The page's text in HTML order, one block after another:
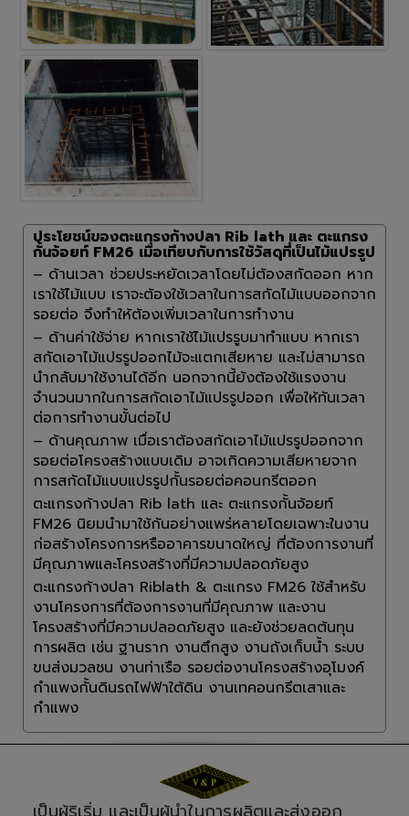
ประโยชน์ของตะแกรงก้างปลา Rib lath และ ตะแกรง
กั้นจ้อยท์ FM26 เมื่อเทียบกับการใช้วัสดุที่เป็นไม้แปรรูป
– ด้านเวลา ช่วยประหยัดเวลาโดยไม่ต้องสกัดออก หาก
เราใช้ไม้แบบ เราจะต้องใช้เวลาในการสกัดไม้แบบออกจาก
รอยต่อ จึงทำให้ต้องเพิ่มเวลาในการทำงาน
– ด้านค่าใช้จ่าย หากเราใช้ไม้แปรรูบมาทำแบบ หากเรา
สกัดเอาไม้แปรรูปออกไม้จะแตกเสียหาย และไม่สามารถ
นำกลับมาใช้งานได้อีก นอกจากนี้ยังต้องใช้แรงงาน
จำนวนมากในการสกัดเอาไม้แปรรูปออก เพื่อให้ทันเวลา
ต่อการทำงานขั้นต่อไป
– ด้านคุณภาพ เมื่อเราต้องสกัดเอาไม้แปรรูปออกจาก
รอยต่อโครงสร้างแบบเดิม อาจเกิดความเสียหายจาก
การสกัดไม้แบบแปรรูปกั้นรอยต่อคอนกรีตออก
ตะแกรงก้างปลา Rib lath และ ตะแกรงกั้นจ้อยท์
FM26 นิยมนำมาใช้กันอย่างแพร่หลายโดยเฉพาะในงาน
ก่อสร้างโครงการหรืออาคารขนาดใหญ่ ที่ต้องการงานที่
มีคุณภาพและโครงสร้างที่มีความปลอดภัยสูง
ตะแกรงก้างปลา Riblath & ตะแกรง FM26 ใช้สำหรับ
งานโครงการที่ต้องการงานที่มีคุณภาพ และงาน
โครงสร้างที่มีความปลอดภัยสูง และยังช่วยลดต้นทุน
การผลิต เช่น ฐานราก งานตึกสูง งานถังเก็บน้ำ ระบบ
ขนส่งมวลชน งานท่าเรือ รอยต่องานโครงสร้างอุโมงค์
กำแพงกั้นดินรถไฟฟ้าใต้ดิน งานเทคอนกรีตเสาและ
กำแพง